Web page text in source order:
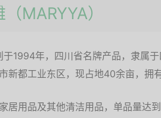
MARYYA）
1994年，四川省名牌产品，隶属
新都工业东区，现占地40余亩，拥
居用品及其他清洁用品，单品量达